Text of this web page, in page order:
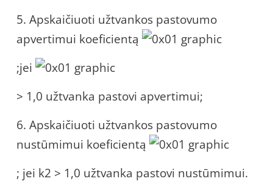
5. Apskaičiuoti užtvankos pastovumo
apvertimui koeficientą
;jei
> 1,0 užtvanka pastovi apvertimui;
6. Apskaičiuoti užtvankos pastovumo
nustūmimui koeficientą
; jei k2 > 1,0 užtvanka pastovi nustūmimui.